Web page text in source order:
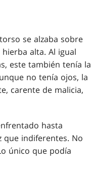
se alzaba sobre
alta. Al igual
este también tenía la
no tenía ojos, la
carente de malicia,
hasta
que indiferentes. No
único que podía